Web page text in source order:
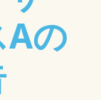
の